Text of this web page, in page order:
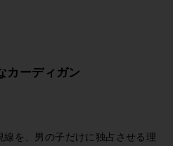
カーディガン
を、男の子だけに独占させる理